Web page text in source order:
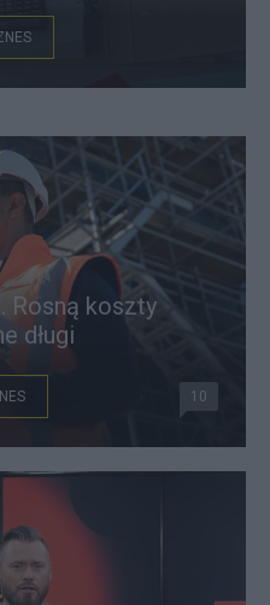
Rosną koszty
długi
10